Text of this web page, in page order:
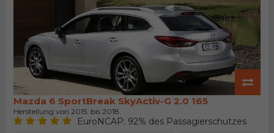
Mazda 6 SportBreak SkyActiv-G 2.0 165
Herstellung von 2015. bis 2018.
EuroNCAP: 92% des Passagierschutzes